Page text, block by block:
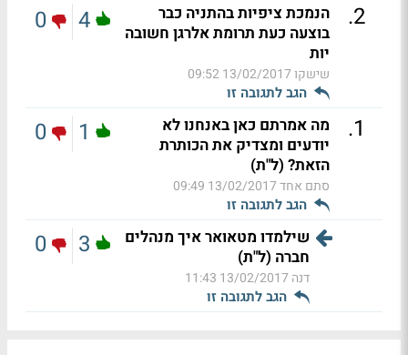
2
.
הנמכת ציפיות בהתניה כבר
בוצעה כעת תרומת אלרגן חשובה
יות
שישקו13/02/2017 09:52
הגב לתגובה זו
4
0
1
.
מה אמרתם כאן באנחנו לא
יודעים ומצדיק את הכותרת
הזאת? (ל"ת)
סתם אחד13/02/2017 09:49
הגב לתגובה זו
1
0
שילמדו מטאואר איך מנהלים
חברה (ל"ת)
דנה 13/02/2017 11:43
הגב לתגובה זו
3
0